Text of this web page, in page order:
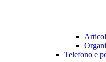
Telefono e